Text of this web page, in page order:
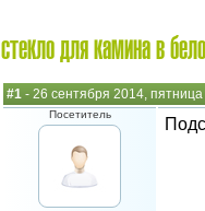
стекло для камина в
#1 - 26 сентября 2014, пятница
Посетитель